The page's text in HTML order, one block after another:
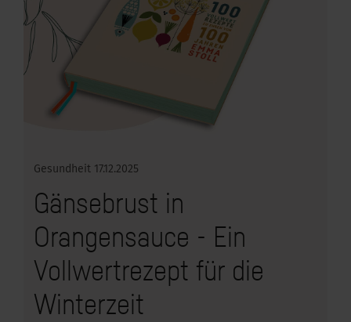
Gesundheit 17.12.2025
Gänsebrust in
Orangensauce - Ein
Vollwertrezept für die
Winterzeit